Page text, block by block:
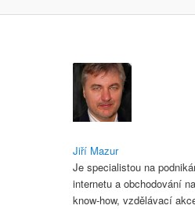
Jiří Mazur
Je specialistou na
internetu a obchodování
know-how, vzdělávací